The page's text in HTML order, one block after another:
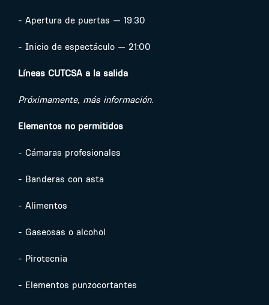
- Apertura de puertas — 19:30
- Inicio de espectáculo — 21:00
Líneas CUTCSA a la salida
Próximamente, más información.
Elementos no permitidos
- Cámaras profesionales
- Banderas con asta
- Alimentos
- Gaseosas o alcohol
- Pirotecnia
- Elementos punzocortantes